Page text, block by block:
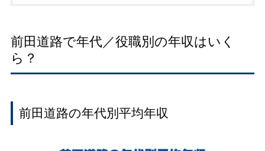
前田道路で年代／役職別の年収はいく
ら？
前田道路の年代別平均年収